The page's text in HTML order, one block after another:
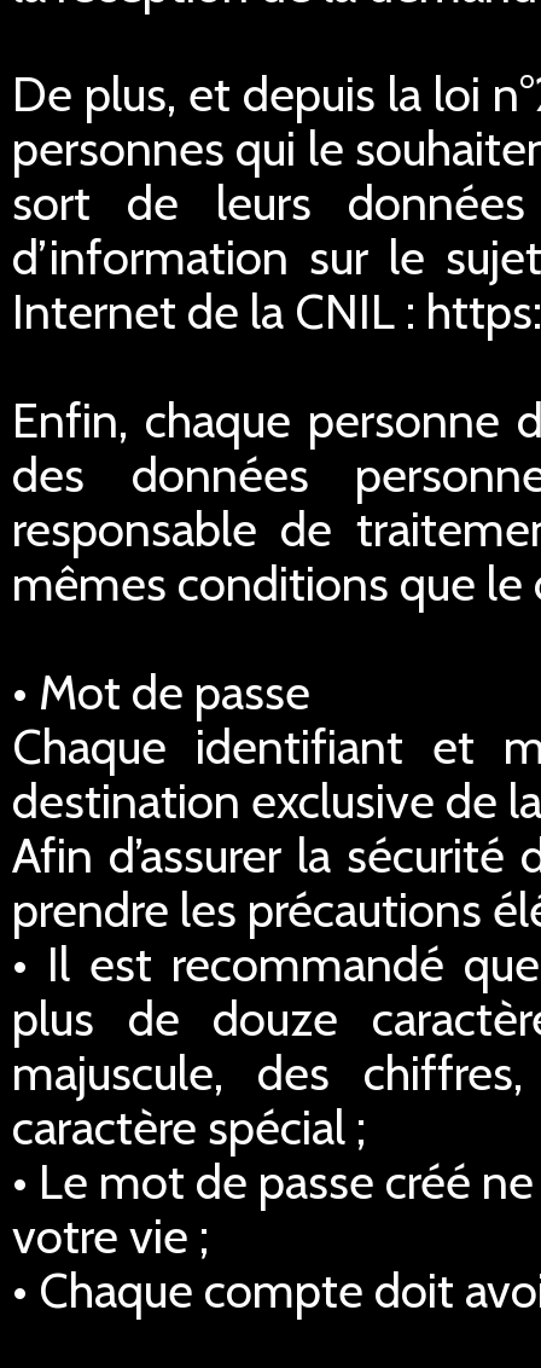
De plus, et depuis la loi
personnes qui le
sort de leurs
d’information sur le
Internet de la CNIL :
Enfin, chaque personne
des données
responsable de
mêmes conditions que le
• Mot de passe
Chaque identifiant et
destination exclusive de
Afin d’assurer la
prendre les précautions
• Il est recommandé
plus de douze
majuscule, des
caractère spécial ;
• Le mot de passe créé
votre vie ;
• Chaque compte doit